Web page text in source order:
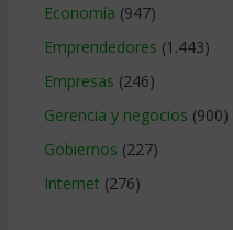
Economía (947)
Emprendedores (1.443)
Empresas (246)
Gerencia y negocios (900)
Gobiernos (227)
Internet (276)